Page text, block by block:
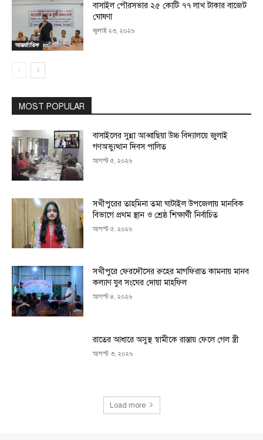
আন্তর্জাতিক
বাসাইল পৌরসভার ২৫ কোটি ৭৭ লাখ টাকার বাজেট
ঘোষণা
জুলাই ২৩, ২০২৬
MOST POPULAR
বাসাইলের সুন্না আব্বাছিয়া উচ্চ বিদ্যালয়ে জুলাই
গণঅভ্যুত্থান দিবস পালিত
আগস্ট ৫, ২০২৬
সখীপুরের তাহমিনা তমা ঘাটাইল উপজেলায় মানবিক
বিভাগে প্রথম স্থান ও শ্রেষ্ঠ শিক্ষার্থী নির্বাচিত
আগস্ট ৫, ২০২৬
সখীপুরে ফেরদৌসের রুহের মাগফিরাত কামনায় মানব
কল্যাণ যুব সংঘের দোয়া মাহফিল
আগস্ট ৪, ২০২৬
রাতের আধারে অসুস্থ স্বামীকে রাস্তায় ফেলে গেল স্ত্রী
আগস্ট ৩, ২০২৬
Load more